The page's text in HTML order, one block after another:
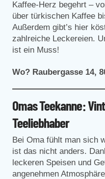
Kaffee-Herz begehrt –
über türkischen Kaffee
Außerdem gibt’s hier
zahlreiche Leckereien.
ist ein Muss!
Wo? Raubergasse 14,
Omas Teekanne:
Teeliebhaber
Bei Oma fühlt man sich
ist das nicht anders.
leckeren Speisen und
angenehmen